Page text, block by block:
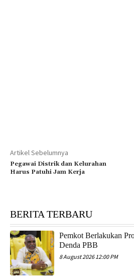
Artikel Sebelumnya
Pegawai Distrik dan Kelurahan
Harus Patuhi Jam Kerja
BERITA TERBARU
Pemkot Berlakukan
Denda PBB
8 August 2026 12:00 PM